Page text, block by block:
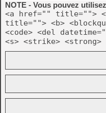
NOTE - Vous pouvez
<a href="" title="">
title=""> <b>
<code> <del
<s> <strike> <strong>